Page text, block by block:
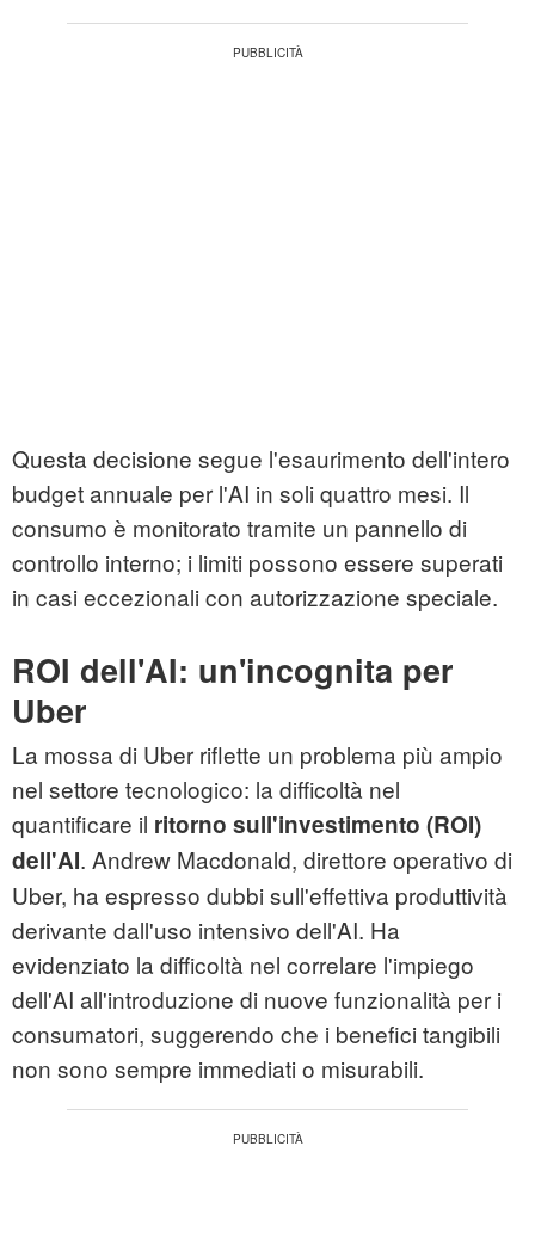
Questa decisione segue l'esaurimento dell'intero
budget annuale per l'AI in soli quattro mesi. Il
consumo è monitorato tramite un pannello di
controllo interno; i limiti possono essere superati
in casi eccezionali con autorizzazione speciale.
ROI dell'AI: un'incognita per
Uber
La mossa di Uber riflette un problema più ampio
nel settore tecnologico: la difficoltà nel
quantificare il ritorno sull'investimento (ROI)
dell'AI. Andrew Macdonald, direttore operativo di
Uber, ha espresso dubbi sull'effettiva produttività
derivante dall'uso intensivo dell'AI. Ha
evidenziato la difficoltà nel correlare l'impiego
dell'AI all'introduzione di nuove funzionalità per i
consumatori, suggerendo che i benefici tangibili
non sono sempre immediati o misurabili.